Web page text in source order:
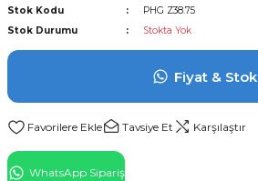
Stok Kodu
PHG Z38.75
Stok Durumu
Stokta Yok
Fiyat & Stok
Tavsiye Et Karşılaştır
WhatsApp Sipariş